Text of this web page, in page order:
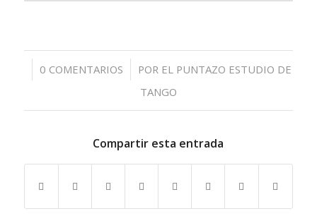
0 COMENTARIOS
/ POR EL PUNTAZO ESTUDIO DE
TANGO
Compartir esta entrada